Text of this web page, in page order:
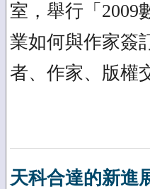
室，舉行「2009
業如何與作家簽
者、作家、版權
天科合達的新進